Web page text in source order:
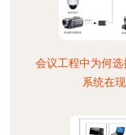
会议工程中为何
系统在